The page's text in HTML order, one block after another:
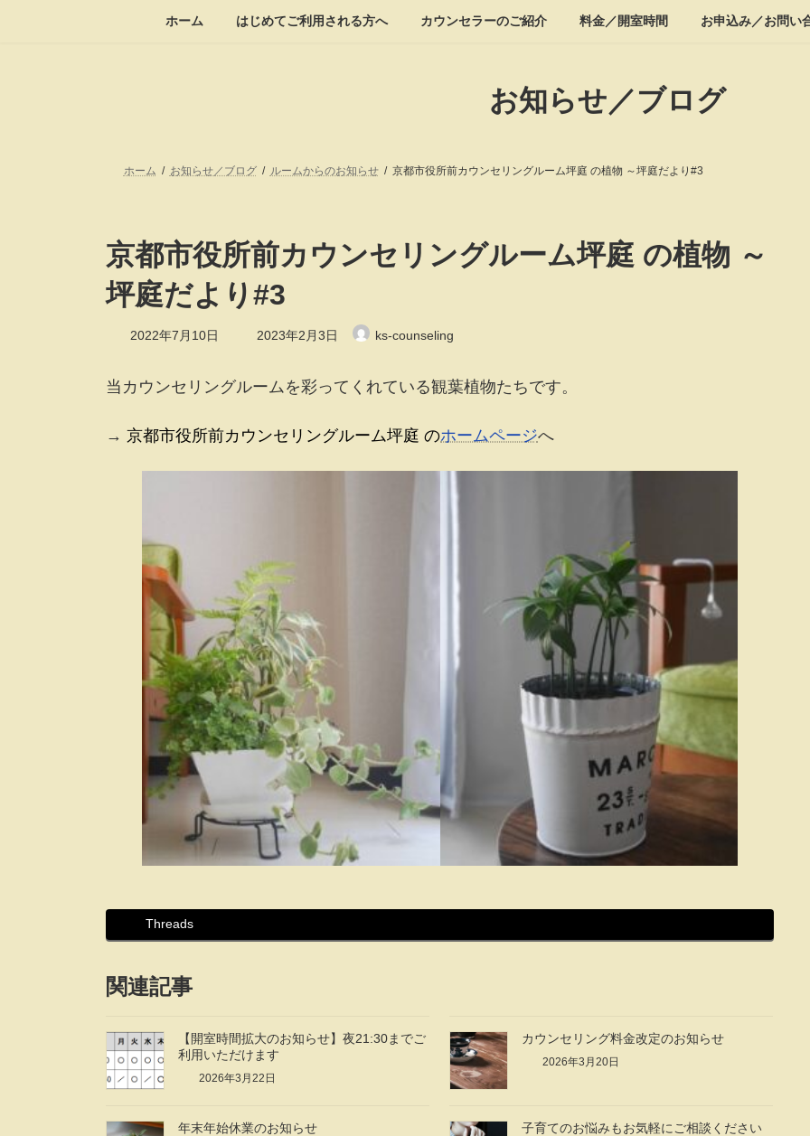
ホーム はじめてご利用される方へ カウンセラーのご紹介 料金／開室時間 お申込み／お問い
お知らせ／ブログ
ホーム お知らせ／ブログ ルームからのお知らせ 京都市役所前カウンセリングルーム坪庭 の植物 ～坪庭だより#3
京都市役所前カウンセリングルーム坪庭 の植物 ～
坪庭だより#3
2022年7月10日
最
終
2023年2月3日 ks-counseling
当カウンセリングルームを彩ってくれている観葉植物たちです。
→ 京都市役所前カウンセリングルーム坪庭 のホームページへ
Threads
関連記事
【開室時間拡大のお知らせ】夜21:30までご
利用いただけます
2026年3月22日
カウンセリング料金改定のお知らせ
2026年3月20日
年末年始休業のお知らせ 子育てのお悩みもお気軽にご相談ください